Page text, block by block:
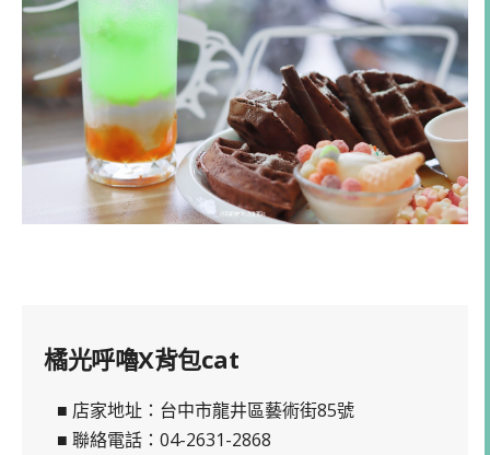
橘光呼嚕X背包cat
■ 店家地址：台中市龍井區藝術街85號
■ 聯絡電話：04-2631-2868